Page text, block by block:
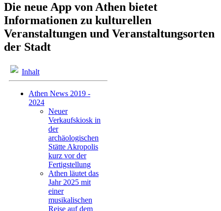
Die neue App von Athen bietet
Informationen zu kulturellen
Veranstaltungen und Veranstaltungsorten
der Stadt
Inhalt
Athen News 2019 -
2024
Neuer
Verkaufskiosk in
der
archäologischen
Stätte Akropolis
kurz vor der
Fertigstellung
Athen läutet das
Jahr 2025 mit
einer
musikalischen
Reise auf dem